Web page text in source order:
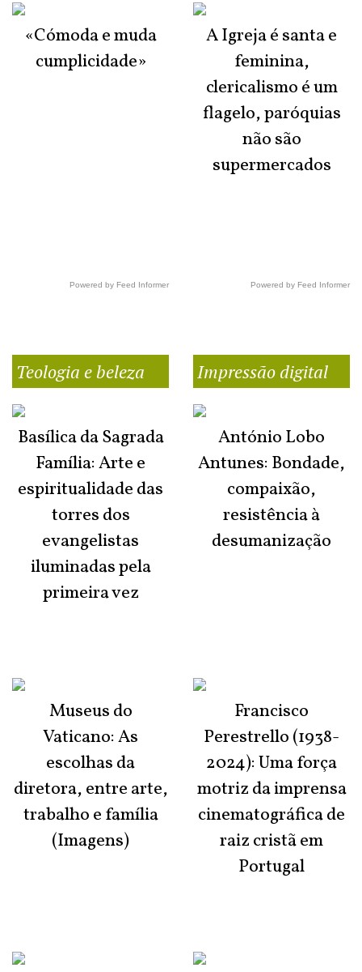
«Cómoda e muda
cumplicidade»
Powered by Feed Informer
A Igreja é santa e
feminina,
clericalismo é um
flagelo, paróquias
não são
supermercados
Powered by Feed Informer
Teologia e beleza
Basílica da Sagrada
Família: Arte e
espiritualidade das
torres dos
evangelistas
iluminadas pela
primeira vez
Museus do
Vaticano: As
escolhas da
diretora, entre arte,
trabalho e família
(Imagens)
Impressão digital
António Lobo
Antunes: Bondade,
compaixão,
resistência à
desumanização
Francisco
Perestrello (1938-
2024): Uma força
motriz da imprensa
cinematográfica de
raiz cristã em
Portugal